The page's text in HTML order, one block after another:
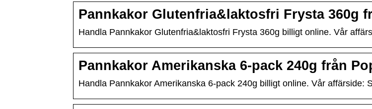
Pannkakor Glutenfria&laktosfri Frysta 360g
Handla Pannkakor Glutenfria&laktosfri Frysta 360g billigt online. Vår
Pannkakor Amerikanska 6-pack 240g från
Handla Pannkakor Amerikanska 6-pack 240g billigt online. Vår affärside: